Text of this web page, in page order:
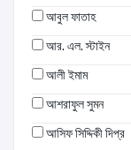
আবুল ফাতাহ
আর. এল. স্টাইন
আলী ইমাম
আশরাফুল সুমন
আসিফ সিদ্দিকী দিপ্র